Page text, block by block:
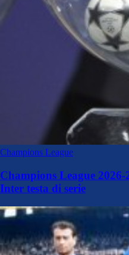
Champions League
Champions League
Inter testa di serie